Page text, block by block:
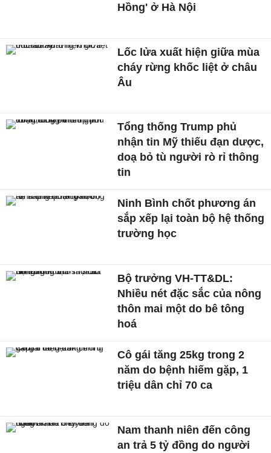
Hồng' ở Hà Nội
Lốc lửa xuất hiện giữa mùa
cháy rừng khốc liệt ở châu
Âu
Tổng thống Trump phủ
nhận tin Mỹ thiếu đạn dược,
doạ bỏ tù người rò rỉ thông
tin
Ninh Bình chốt phương án
sắp xếp lại toàn bộ hệ thống
trường học
Bộ trưởng VH-TT&DL:
Nhiều nét đặc sắc của nông
thôn mai một do bê tông
hoá
Cô gái tăng 25kg trong 2
năm do bệnh hiếm gặp, 1
triệu dân chỉ 70 ca
Nam thanh niên đến công
an trả 5 tỷ đồng do người